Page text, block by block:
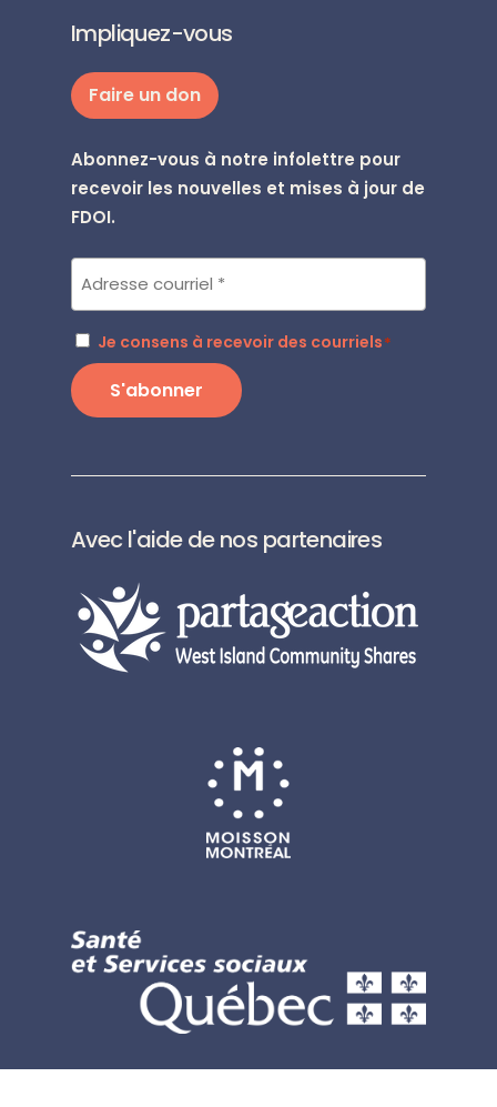
Impliquez-vous
Faire un don
Abonnez-vous à notre infolettre pour
recevoir les nouvelles et mises à jour de
FDOI.
RGPD *
Je consens à recevoir des courriels*
S'abonner
Avec l'aide de nos partenaires